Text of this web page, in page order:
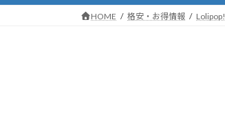
HOME 格安・お得情報 Lolipop!